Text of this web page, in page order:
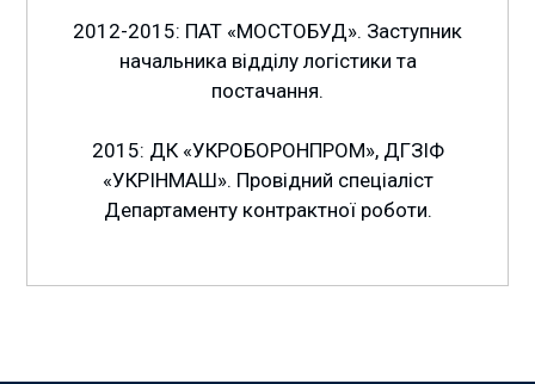
2012-2015: ПАТ «МОСТОБУД». Заступник
начальника відділу логістики та
постачання.
2015: ДК «УКРОБОРОНПРОМ», ДГЗІФ
«УКРІНМАШ». Провідний спеціаліст
Департаменту контрактної роботи.